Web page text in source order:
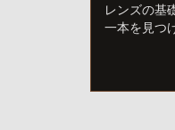
レンズの基
一本を見つ